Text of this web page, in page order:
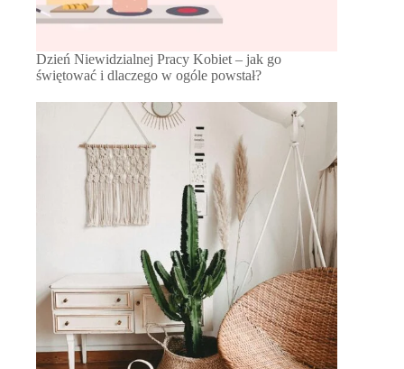
Dzień Niewidzialnej Pracy Kobiet – jak go
świętować i dlaczego w ogóle powstał?